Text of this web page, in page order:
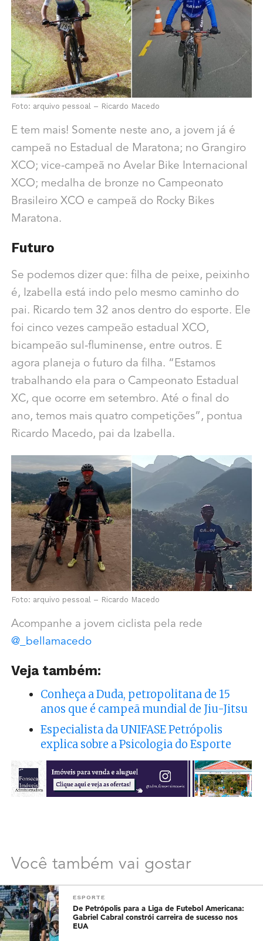
Foto: arquivo pessoal – Ricardo Macedo
E tem mais! Somente neste ano, a jovem já é
campeã no Estadual de Maratona; no Grangiro
XCO; vice-campeã no Avelar Bike Internacional
XCO; medalha de bronze no Campeonato
Brasileiro XCO e campeã do Rocky Bikes
Maratona.
Futuro
Se podemos dizer que: filha de peixe, peixinho
é, Izabella está indo pelo mesmo caminho do
pai. Ricardo tem 32 anos dentro do esporte. Ele
foi cinco vezes campeão estadual XCO,
bicampeão sul-fluminense, entre outros. E
agora planeja o futuro da filha. “Estamos
trabalhando ela para o Campeonato Estadual
XC, que ocorre em setembro. Até o final do
ano, temos mais quatro competições”, pontua
Ricardo Macedo, pai da Izabella.
Foto: arquivo pessoal – Ricardo Macedo
Acompanhe a jovem ciclista pela rede
@_bellamacedo
Veja também:
Conheça a Duda, petropolitana de 15
anos que é campeã mundial de Jiu-Jitsu
Especialista da UNIFASE Petrópolis
explica sobre a Psicologia do Esporte
Você também vai gostar
ESPORTE
De Petrópolis para a Liga de Futebol Americana:
Gabriel Cabral constrói carreira de sucesso nos
EUA